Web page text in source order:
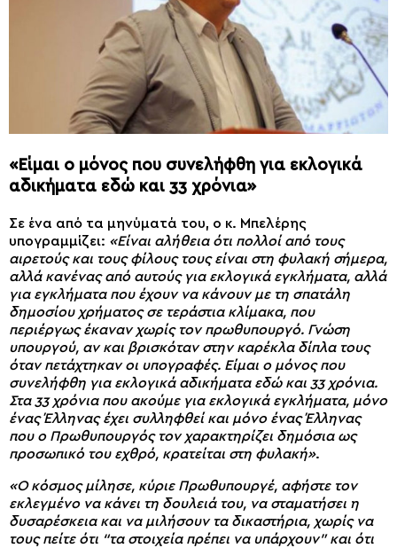
«Είμαι ο μόνος που συνελήφθη για εκλογικά
αδικήματα εδώ και 33 χρόνια»
Σε ένα από τα μηνύματά του, ο κ. Μπελέρης
υπογραμμίζει: «Είναι αλήθεια ότι πολλοί από τους
αιρετούς και τους φίλους τους είναι στη φυλακή σήμερα,
αλλά κανένας από αυτούς για εκλογικά εγκλήματα, αλλά
για εγκλήματα που έχουν να κάνουν με τη σπατάλη
δημοσίου χρήματος σε τεράστια κλίμακα, που
περιέργως έκαναν χωρίς τον πρωθυπουργό. Γνώση
υπουργού, αν και βρισκόταν στην καρέκλα δίπλα τους
όταν πετάχτηκαν οι υπογραφές. Είμαι ο μόνος που
συνελήφθη για εκλογικά αδικήματα εδώ και 33 χρόνια.
Στα 33 χρόνια που ακούμε για εκλογικά εγκλήματα, μόνο
ένας Έλληνας έχει συλληφθεί και μόνο ένας Έλληνας
που ο Πρωθυπουργός τον χαρακτηρίζει δημόσια ως
προσωπικό του εχθρό, κρατείται στη φυλακή».
«Ο κόσμος μίλησε, κύριε Πρωθυπουργέ, αφήστε τον
εκλεγμένο να κάνει τη δουλειά του, να σταματήσει η
δυσαρέσκεια και να μιλήσουν τα δικαστήρια, χωρίς να
τους πείτε ότι “τα στοιχεία πρέπει να υπάρχουν” και ότι